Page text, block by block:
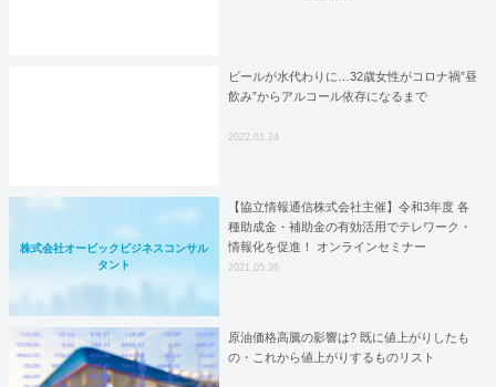
ビールが水代わりに…32歳女性がコロナ禍”昼
飲み”からアルコール依存になるまで
2022.01.24
株式会社オービックビジネスコンサル
タント
【協立情報通信株式会社主催】令和3年度 各
種助成金・補助金の有効活用でテレワーク・
情報化を促進！ オンラインセミナー
2021.05.26
原油価格高騰の影響は? 既に値上がりしたも
の・これから値上がりするものリスト